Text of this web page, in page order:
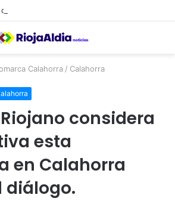
Calahorra / Calahorra
considera
esta
en Calahorra
diálogo.